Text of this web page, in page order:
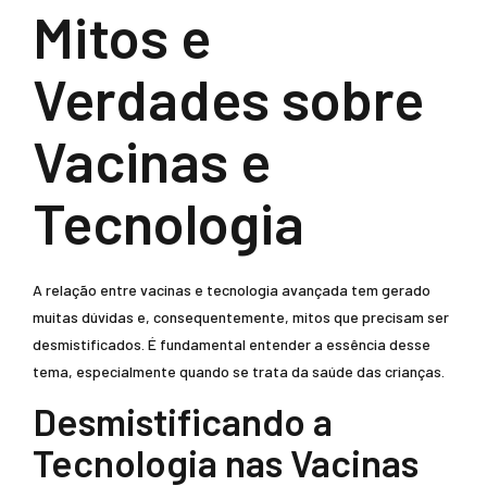
Mitos e
Verdades sobre
Vacinas e
Tecnologia
A relação entre vacinas e tecnologia avançada tem gerado
muitas dúvidas e, consequentemente, mitos que precisam ser
desmistificados. É fundamental entender a essência desse
tema, especialmente quando se trata da saúde das crianças.
Desmistificando a
Tecnologia nas Vacinas